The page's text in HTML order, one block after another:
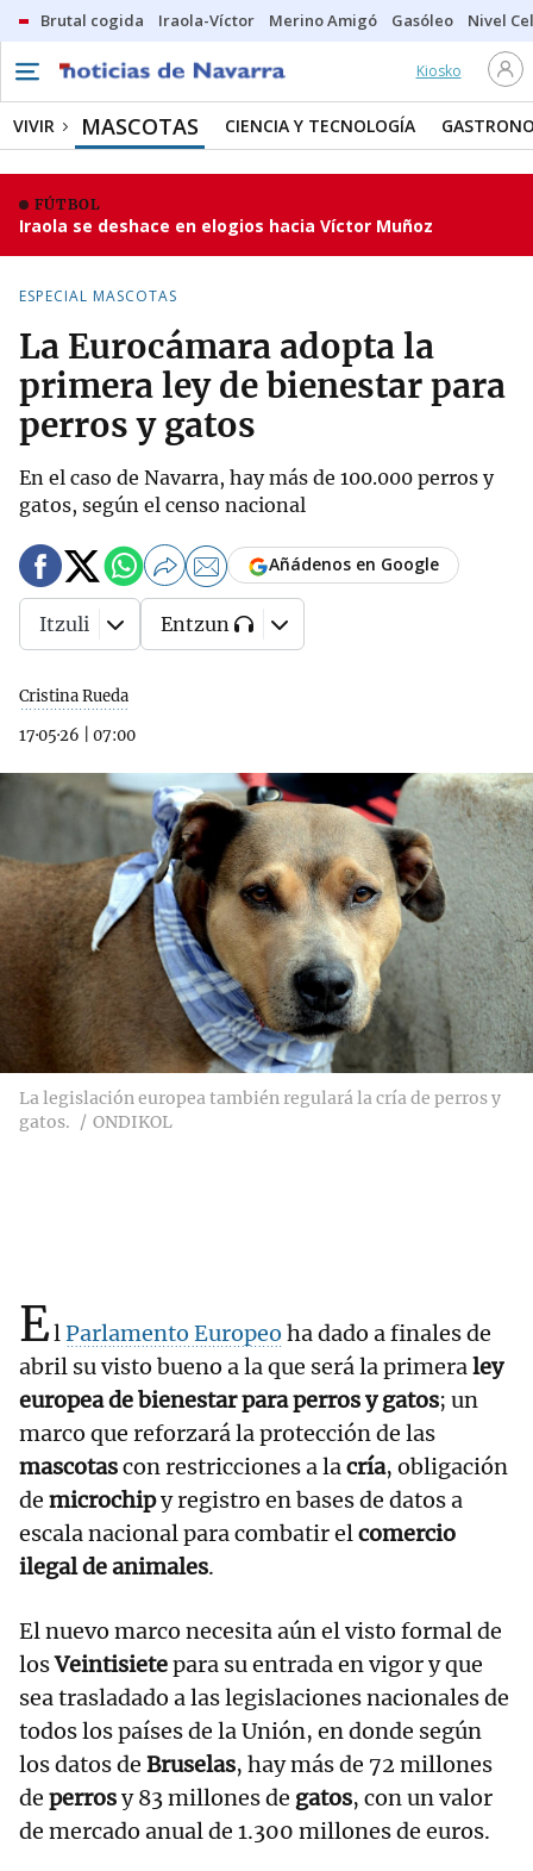
Brutal cogida Iraola-Víctor Merino Amigó Gasóleo Nivel
Kiosko
VIVIR MASCOTAS CIENCIA Y TECNOLOGÍA
FÚTBOL
Iraola se deshace en elogios hacia Víctor Muñoz
ESPECIAL MASCOTAS
La Eurocámara adopta la
primera ley de bienestar para
perros y gatos
En el caso de Navarra, hay más de 100.000 perros y
gatos, según el censo nacional
Cristina Rueda
17·05·26
07:00
Añádenos en Google
Itzuli Entzun
La legislación europea también regulará la cría de perros y
gatos.
ONDIKOL
ElParlamento Europeo ha dado a finales de
abril su visto bueno a la que será la primeraley
europea de bienestar para perros y gatos; un
marco que reforzará la protección de las
mascotascon restricciones a lacría, obligación
de microchipy registro en bases de datos a
escala nacional para combatir elcomercio
ilegal de animales.
El nuevo marco necesita aún el visto formal de
losVeintisietepara su entrada en vigor y que
sea trasladado a las legislaciones nacionales de
todos los países de la Unión, en donde según
los datos de Bruselas, hay más de 72 millones
de perrosy 83 millones de gatos, con un valor
de mercado anual de 1.300 millones de euros.